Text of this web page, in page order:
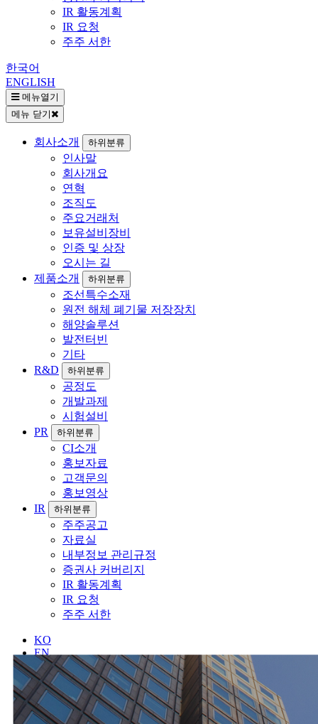
IR 활동계획
IR 요청
주주 서한
한국어
ENGLISH
메뉴열기
메뉴 닫기
회사소개 하위분류
인사말
회사개요
연혁
조직도
주요거래처
보유설비장비
인증 및 상장
오시는 길
제품소개
하위분류
조선특수소재
원전 해체 폐기물 저장장치
해양솔루션
발전터빈
기타
R&D
하위분류
공정도
개발과제
시험설비
PR
하위분류
CI소개
홍보자료
고객문의
홍보영상
IR
하위분류
주주공고
자료실
내부정보 관리규정
증권사 커버리지
IR 활동계획
IR 요청
주주 서한
KO
EN